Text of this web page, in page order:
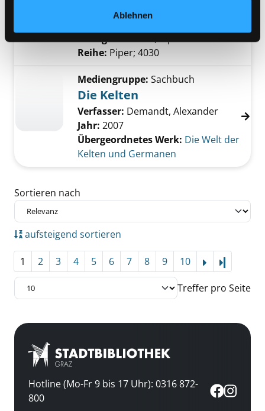
Ablehnen
Verfasser:Gribbin, John
Reihe: Piper; 4030
Mediengruppe: Sachbuch
Die Kelten
Verfasser: Demandt, Alexander
Jahr: 2007
Übergeordnetes Werk: Die Welt der
Kelten und Germanen
Zu den Suchfiltern springen
Sortieren nach
aufsteigend sortieren
1 2 3 4 5 6 7 8 9 10
Treffer pro Seite
Hotline (Mo-Fr 9 bis 17 Uhr): 0316 872-
800